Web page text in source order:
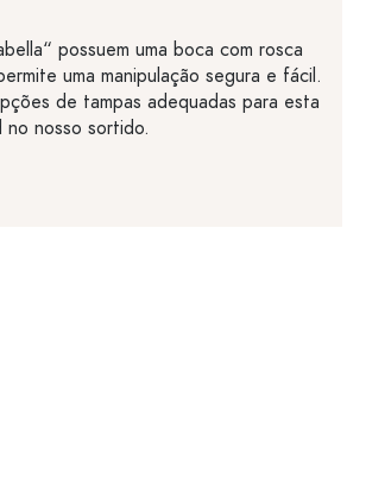
possuem uma boca com rosca
uma manipulação segura e fácil.
de tampas adequadas para esta
no nosso sortido.